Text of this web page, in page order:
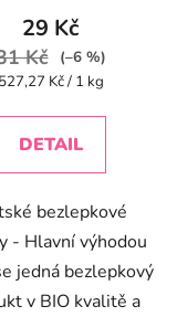
produktu
je
5,0
5
29 Kč
Kč
(–6 %)
Měrná
527,27 Kč / 1 kg
DETAIL
bezlepkové
- Hlavní výhodou
jedná bezlepkový
v BIO kvalitě a